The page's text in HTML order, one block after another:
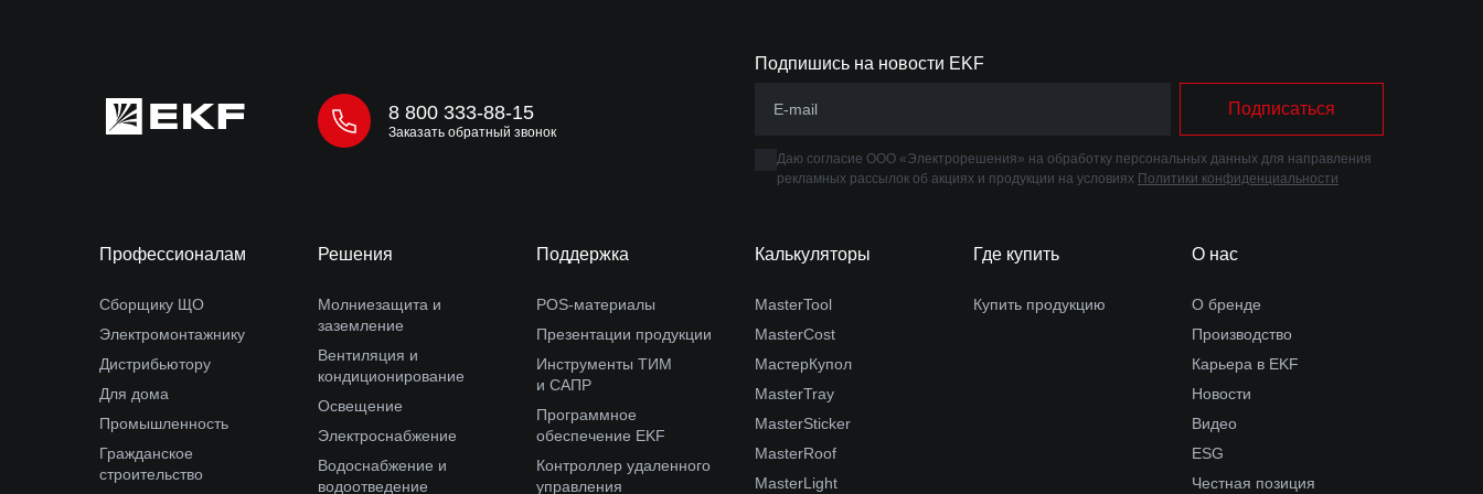
8 800 333-88-15
Заказать обратный звонок
Подпишись на новости EKF
Подписаться
Даю согласие ООО «Электрорешения» на обработку персональных данных для направления
рекламных рассылок об акциях и продукции на условиях Политики конфиденциальности
Профессионалам
Сборщику ЩО
Электромонтажнику
Дистрибьютору
Для дома
Промышленность
Гражданское
строительство
Решения
Молниезащита и
заземление
Вентиляция и
кондиционирование
Освещение
Электроснабжение
Водоснабжение и
водоотведение
Поддержка
POS-материалы
Презентации продукции
Инструменты ТИМ
и САПР
Программное
обеспечение EKF
Контроллер удаленного
управления
Калькуляторы
MasterTool
MasterCost
МастерКупол
MasterTray
MasterSticker
MasterRoof
MasterLight
Где купить
Купить продукцию
О нас
О бренде
Производство
Карьера в EKF
Новости
Видео
ESG
Честная позиция